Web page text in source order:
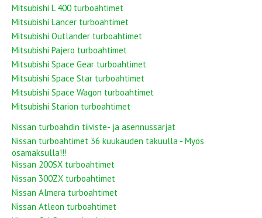
Mitsubishi L 400 turboahtimet
Mitsubishi Lancer turboahtimet
Mitsubishi Outlander turboahtimet
Mitsubishi Pajero turboahtimet
Mitsubishi Space Gear turboahtimet
Mitsubishi Space Star turboahtimet
Mitsubishi Space Wagon turboahtimet
Mitsubishi Starion turboahtimet
Nissan turboahdin tiiviste- ja asennussarjat
Nissan turboahtimet 36 kuukauden takuulla - Myös
osamaksulla!!!
Nissan 200SX turboahtimet
Nissan 300ZX turboahtimet
Nissan Almera turboahtimet
Nissan Atleon turboahtimet